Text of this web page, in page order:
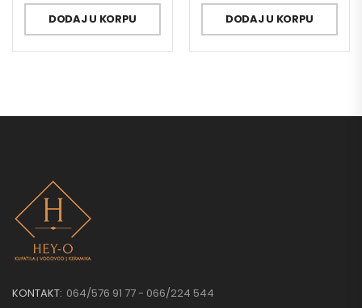
DODAJ U KORPU DODAJ U KORPU
KONTAKT: 064/576 91 77 - 066/224 544